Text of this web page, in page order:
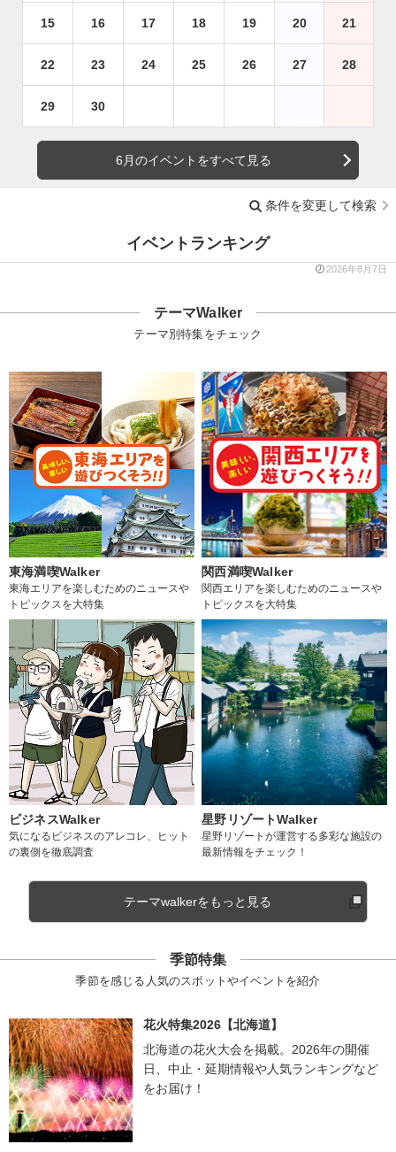
15 16 17 18 19 20 21
22 23 24 25 26 27 28
29 30
6月のイベントをすべて見る
条件を変更して検索
イベントランキング
2026年8月7日
テーマWalker
テーマ別特集をチェック
東海満喫Walker
東海エリアを楽しむためのニュースや
トピックスを大特集
関西満喫Walker
関西エリアを楽しむためのニュースや
トピックスを大特集
ビジネスWalker
気になるビジネスのアレコレ、ヒット
の裏側を徹底調査
星野リゾートWalker
星野リゾートが運営する多彩な施設の
最新情報をチェック！
テーマwalkerをもっと見る
季節特集
季節を感じる人気のスポットやイベントを紹介
花火特集2026【北海道】
北海道の花火大会を掲載。2026年の開催
日、中止・延期情報や人気ランキングなど
をお届け！